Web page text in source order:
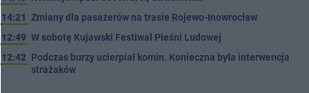
14:21 Zmiany dla pasażerów na trasie Rojewo-Inowrocław
12:49 W sobotę Kujawski Festiwal Pieśni Ludowej
12:42 Podczas burzy ucierpiał komin. Konieczna była interwencja
strażaków